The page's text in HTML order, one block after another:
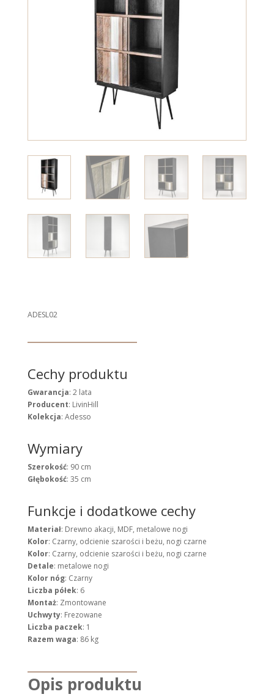
ADESL02
Cechy produktu
Gwarancja: 2 lata
Producent: LivinHill
Kolekcja: Adesso
Wymiary
Szerokość: 90 cm
Głębokość: 35 cm
Funkcje i dodatkowe cechy
Materiał: Drewno akacji, MDF, metalowe nogi
Kolor: Czarny, odcienie szarości i beżu, nogi czarne
Kolor: Czarny, odcienie szarości i beżu, nogi czarne
Detale: metalowe nogi
Kolor nóg: Czarny
Liczba półek: 6
Montaż: Zmontowane
Uchwyty: Frezowane
Liczba paczek: 1
Razem waga: 86 kg
Opis produktu